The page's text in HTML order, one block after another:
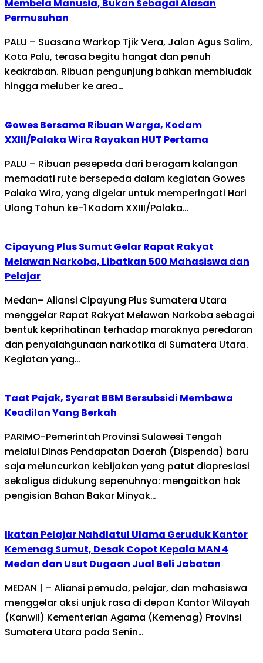
Membela Manusia, Bukan Sebagai Alasan
Permusuhan
PALU – Suasana Warkop Tjik Vera, Jalan Agus Salim,
Kota Palu, terasa begitu hangat dan penuh
keakraban. Ribuan pengunjung bahkan membludak
hingga meluber ke area…
Gowes Bersama Ribuan Warga, Kodam
XXIII/Palaka Wira Rayakan HUT Pertama
PALU – Ribuan pesepeda dari beragam kalangan
memadati rute bersepeda dalam kegiatan Gowes
Palaka Wira, yang digelar untuk memperingati Hari
Ulang Tahun ke-1 Kodam XXIII/Palaka…
Cipayung Plus Sumut Gelar Rapat Rakyat
Melawan Narkoba, Libatkan 500 Mahasiswa dan
Pelajar
Medan– Aliansi Cipayung Plus Sumatera Utara
menggelar Rapat Rakyat Melawan Narkoba sebagai
bentuk keprihatinan terhadap maraknya peredaran
dan penyalahgunaan narkotika di Sumatera Utara.
Kegiatan yang…
Taat Pajak, Syarat BBM Bersubsidi Membawa
Keadilan Yang Berkah
PARIMO-Pemerintah Provinsi Sulawesi Tengah
melalui Dinas Pendapatan Daerah (Dispenda) baru
saja meluncurkan kebijakan yang patut diapresiasi
sekaligus didukung sepenuhnya: mengaitkan hak
pengisian Bahan Bakar Minyak…
Ikatan Pelajar Nahdlatul Ulama Geruduk Kantor
Kemenag Sumut, Desak Copot Kepala MAN 4
Medan dan Usut Dugaan Jual Beli Jabatan
MEDAN | – Aliansi pemuda, pelajar, dan mahasiswa
menggelar aksi unjuk rasa di depan Kantor Wilayah
(Kanwil) Kementerian Agama (Kemenag) Provinsi
Sumatera Utara pada Senin…